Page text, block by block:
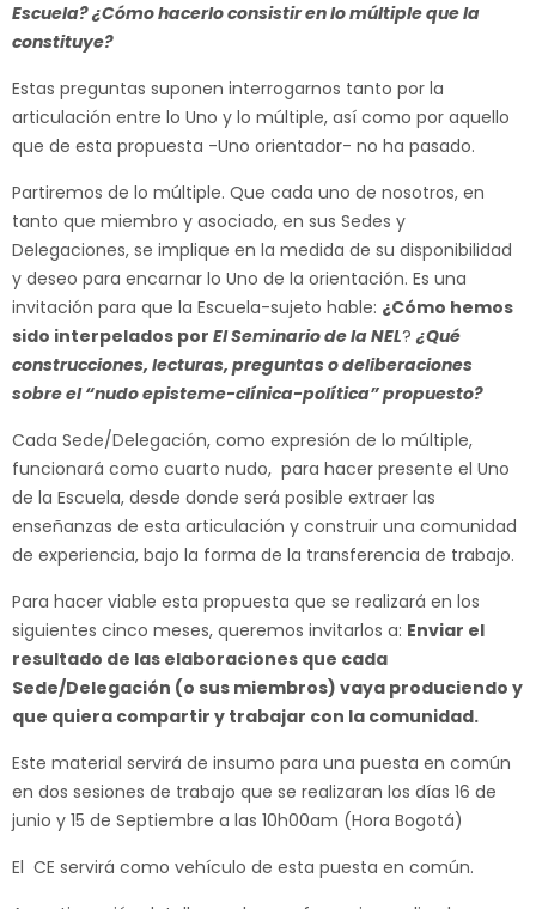
Escuela? ¿Cómo hacerlo consistir en lo múltiple que la
constituye?
Estas preguntas suponen interrogarnos tanto por la
articulación entre lo Uno y lo múltiple, así como por aquello
que de esta propuesta -Uno orientador- no ha pasado.
Partiremos de lo múltiple. Que cada uno de nosotros, en
tanto que miembro y asociado, en sus Sedes y
Delegaciones, se implique en la medida de su disponibilidad
y deseo para encarnar lo Uno de la orientación. Es una
invitación para que la Escuela-sujeto hable: ¿Cómo hemos
sido interpelados por El Seminario de la NEL?¿Qué
construcciones, lecturas, preguntas o deliberaciones
sobre el “nudo episteme-clínica-política” propuesto?
Cada Sede/Delegación, como expresión de lo múltiple,
funcionará como cuarto nudo, para hacer presente el Uno
de la Escuela, desde donde será posible extraer las
enseñanzas de esta articulación y construir una comunidad
de experiencia, bajo la forma de la transferencia de trabajo.
Para hacer viable esta propuesta que se realizará en los
siguientes cinco meses, queremos invitarlos a: Enviar el
resultado de las elaboraciones que cada
Sede/Delegación (o sus miembros) vaya produciendo y
que quiera compartir y trabajar con la comunidad.
Este material servirá de insumo para una puesta en común
en dos sesiones de trabajo que se realizaran los días 16 de
junio y 15 de Septiembre a las 10h00am (Hora Bogotá)
El CE servirá como vehículo de esta puesta en común.